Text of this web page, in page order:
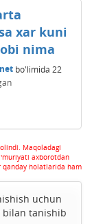
xar kuni
nima
bo'limida 22
Maqoladagi
axborotdan
qanday holatlarida ham
uchun
bilan tanishib